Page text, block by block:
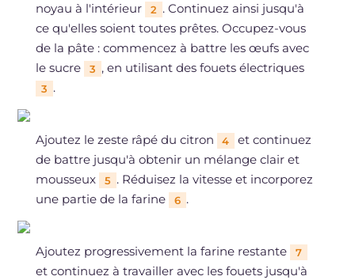
noyau à l'intérieur 2 . Continuez ainsi jusqu'à
ce qu'elles soient toutes prêtes. Occupez-vous
de la pâte : commencez à battre les œufs avec
le sucre
3 , en utilisant des fouets électriques
3 .
Ajoutez le zeste râpé du citron 4
et continuez
de battre jusqu'à obtenir un mélange clair et
mousseux
5 . Réduisez la vitesse et incorporez
une partie de la farine
6 .
Ajoutez progressivement la farine restante 7
et continuez à travailler avec les fouets jusqu'à